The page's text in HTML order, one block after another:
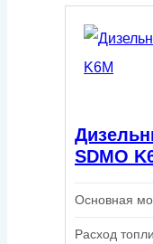
SDMO
Основная
Расход